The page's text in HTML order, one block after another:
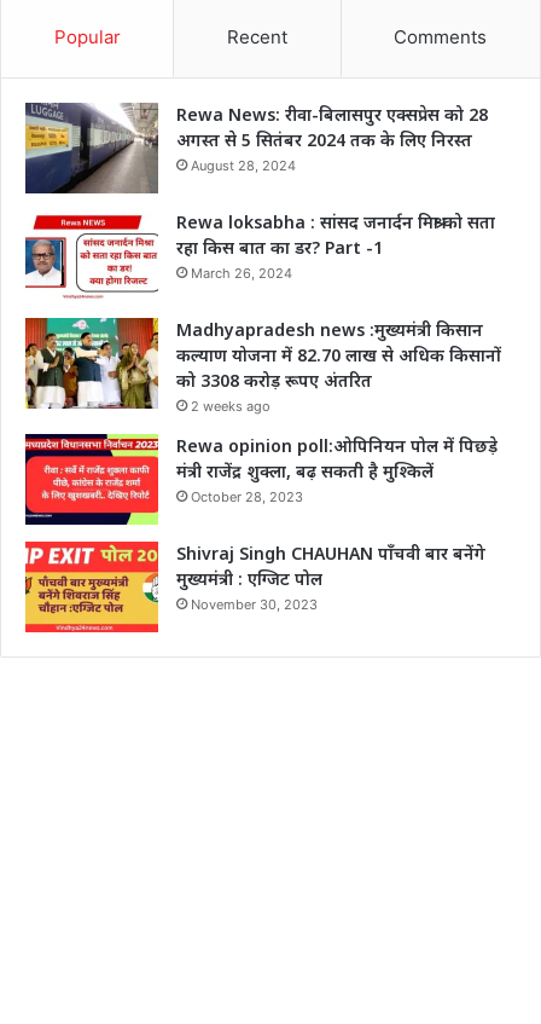
Popular Recent Comments
Rewa News: रीवा-बिलासपुर एक्सप्रेस को 28
अगस्त से 5 सितंबर 2024 तक के लिए निरस्त
August 28, 2024
Rewa loksabha : सांसद जनार्दन मिश्रा को सता
रहा किस बात का डर? Part -1
March 26, 2024
Madhyapradesh news :मुख्यमंत्री किसान
कल्याण योजना में 82.70 लाख से अधिक किसानों
को 3308 करोड़ रूपए अंतरित
2 weeks ago
Rewa opinion poll:ओपिनियन पोल में पिछड़े
मंत्री राजेंद्र शुक्ला, बढ़ सकती है मुश्किलें
October 28, 2023
Shivraj Singh CHAUHAN पाँचवी बार बनेंगे
मुख्यमंत्री : एग्जिट पोल
November 30, 2023